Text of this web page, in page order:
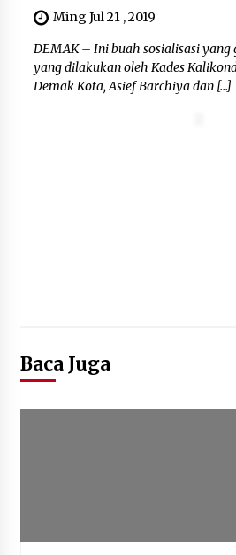
Gratis dan
Dikunjungi PWI,
Ming Jul 21 , 2019
DEMAK – Ini buah sosialisasi yang
yang dilakukan oleh Kades
Demak Kota, Asief Barchiya dan […]
Baca Juga